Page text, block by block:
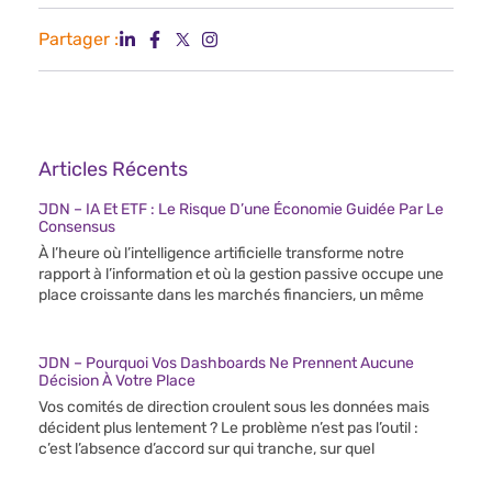
Partager :
Articles Récents
JDN – IA Et ETF : Le Risque D’une Économie Guidée Par Le
Consensus
À l’heure où l’intelligence artificielle transforme notre
rapport à l’information et où la gestion passive occupe une
place croissante dans les marchés financiers, un même
JDN – Pourquoi Vos Dashboards Ne Prennent Aucune
Décision À Votre Place
Vos comités de direction croulent sous les données mais
décident plus lentement ? Le problème n’est pas l’outil :
c’est l’absence d’accord sur qui tranche, sur quel